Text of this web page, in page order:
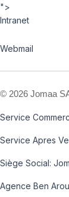
">
Intranet
Webmail
© 2026 Jomaa
Service
Service Apres
Siège Social:
Agence Ben